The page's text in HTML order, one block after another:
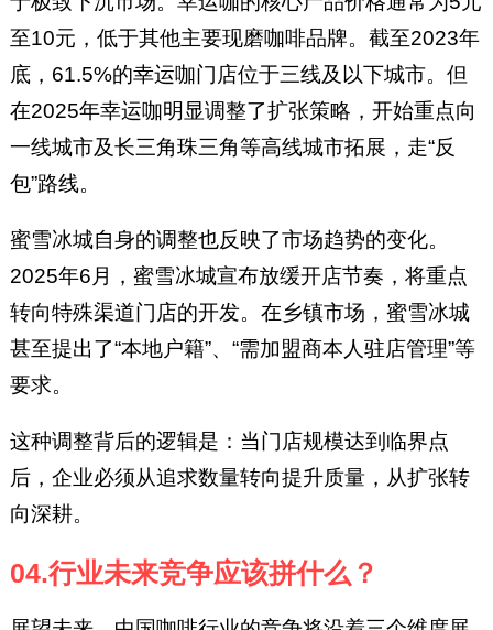
至10元，低于其他主要现磨咖啡品牌。截至2023年
底，61.5%的幸运咖门店位于三线及以下城市。但
在2025年幸运咖明显调整了扩张策略，开始重点向
一线城市及长三角珠三角等高线城市拓展，走“反
包”路线。
蜜雪冰城自身的调整也反映了市场趋势的变化。
2025年6月，蜜雪冰城宣布放缓开店节奏，将重点
转向特殊渠道门店的开发。在乡镇市场，蜜雪冰城
甚至提出了“本地户籍”、“需加盟商本人驻店管理”等
要求。
这种调整背后的逻辑是：当门店规模达到临界点
后，企业必须从追求数量转向提升质量，从扩张转
向深耕。
04.行业未来竞争应该拼什么？